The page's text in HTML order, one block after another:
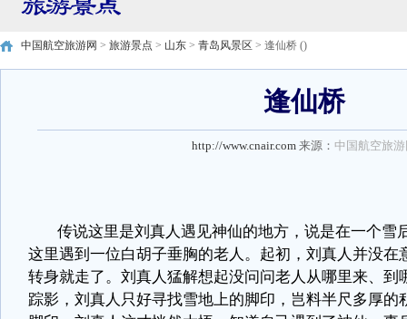
中国航空旅游网 > 旅游景点 > 山东 > 青岛风景区 > 逢仙桥 ()
逢仙桥
http://www.cnair.com 来源： 中国航空旅
传说这里是刘真人遇见神仙的地方，说是在一个雪
这里遇到一位白胡子垂胸的老人。起初，刘真人并没在
转身就走了。刘真人猛解想起没问问老人从哪里来、到
踪影，刘真人只好寻找雪地上的脚印，岂料半尺多厚的